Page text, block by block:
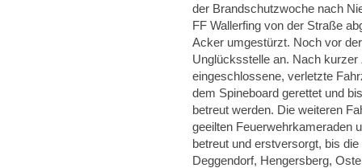
der Brandschutzwoche nach
FF Wallerfing von der Straße
Acker umgestürzt. Noch vor
Unglücksstelle an. Nach
eingeschlossene, verletzte
dem Spineboard gerettet und
betreut werden. Die weiteren
geeilten Feuerwehrkameraden
betreut und erstversorgt, bis
Deggendorf, Hengersberg,